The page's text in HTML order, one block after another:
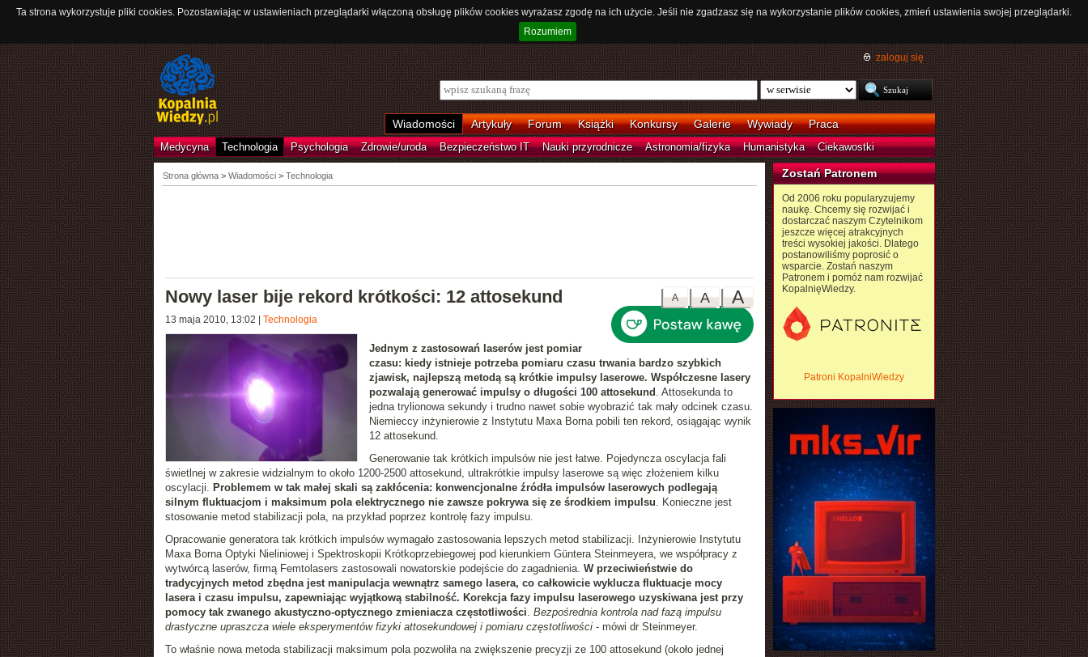
Ta strona wykorzystuje pliki cookies. Pozostawiając w ustawieniach przeglądarki włączoną obsługę plików cookies wyrażasz zgodę na ich użycie. Jeśli nie zgadzasz się na wykorzystanie plików cookies, zmień ustawienia swojej przeglądarki.
Rozumiem
zaloguj się
Wiadomości Artykuły Forum Książki Konkursy Galerie Wywiady Praca
Medycyna Technologia Psychologia Zdrowie/uroda Bezpieczeństwo IT Nauki przyrodnicze Astronomia/fizyka Humanistyka Ciekawostki
Strona główna> Wiadomości > Technologia
A
A
A
Nowy laser bije rekord krótkości: 12 attosekund
13 maja 2010, 13:02 Technologia
Jednym z zastosowań laserów jest pomiar
czasu: kiedy istnieje potrzeba pomiaru czasu trwania bardzo szybkich
zjawisk, najlepszą metodą są krótkie impulsy laserowe. Współczesne lasery
pozwalają generować impulsy o długości 100 attosekund . Attosekunda to
jedna trylionowa sekundy i trudno nawet sobie wyobrazić tak mały odcinek czasu.
Niemieccy inżynierowie z Instytutu Maxa Borna pobili ten rekord, osiągając wynik
12 attosekund.
Generowanie tak krótkich impulsów nie jest łatwe. Pojedyncza oscylacja fali
świetlnej w zakresie widzialnym to około 1200-2500 attosekund, ultrakrótkie impulsy laserowe są więc złożeniem kilku
oscylacji. Problemem w tak małej skali są zakłócenia: konwencjonalne źródła impulsów laserowych podlegają
silnym fluktuacjom i maksimum pola elektrycznego nie zawsze pokrywa się ze środkiem impulsu. Konieczne jest
stosowanie metod stabilizacji pola, na przykład poprzez kontrolę fazy impulsu.
Opracowanie generatora tak krótkich impulsów wymagało zastosowania lepszych metod stabilizacji. Inżynierowie Instytutu
Maxa Borna Optyki Nieliniowej i Spektroskopii Krótkoprzebiegowej pod kierunkiem Güntera Steinmeyera, we współpracy z
wytwórcą laserów, firmą Femtolasers zastosowali nowatorskie podejście do zagadnienia. W przeciwieństwie do
tradycyjnych metod zbędna jest manipulacja wewnątrz samego lasera, co całkowicie wyklucza fluktuacje mocy
lasera i czasu impulsu, zapewniając wyjątkową stabilność. Korekcja fazy impulsu laserowego uzyskiwana jest przy
pomocy tak zwanego akustyczno-optycznego zmieniacza częstotliwości. Bezpośrednia kontrola nad fazą impulsu
drastyczne upraszcza wiele eksperymentów fizyki attosekundowej i pomiaru częstotliwości- mówi dr Steinmeyer.
To właśnie nowa metoda stabilizacji maksimum pola pozwoliła na zwiększenie precyzji ze 100 attosekund (około jednej
Zostań Patronem
Od 2006 roku popularyzujemy
naukę. Chcemy się rozwijać i
dostarczać naszym Czytelnikom
jeszcze więcej atrakcyjnych
treści wysokiej jakości. Dlatego
postanowiliśmy poprosić o
wsparcie. Zostań naszym
Patronem i pomóż nam rozwijać
KopalnięWiedzy.
Patroni KopalniWiedzy